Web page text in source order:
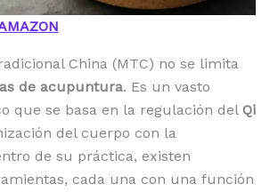
China (MTC) no se limita
de acupuntura. Es un vasto
que se basa en la regulación del Qi
del cuerpo con la
de su práctica, existen
cada una con una función